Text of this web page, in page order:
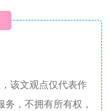
该文观点仅代表作
，不拥有所有权，